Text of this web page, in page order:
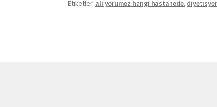
Etiketler: ali yörümez hangi hastanede,